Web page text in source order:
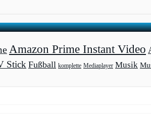
Amazon Prime Instant Video
StickFußball komplette Mediaplayer Musik